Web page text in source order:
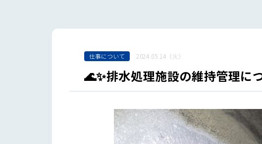
仕事について 2024.05.14（火）
🌊✨排水処理施設の維持管理に